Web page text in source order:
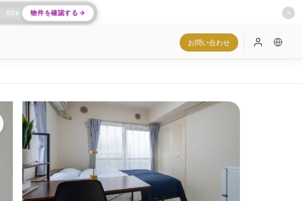
00s 物件を確認する ✕
お問い合わせ ログイン